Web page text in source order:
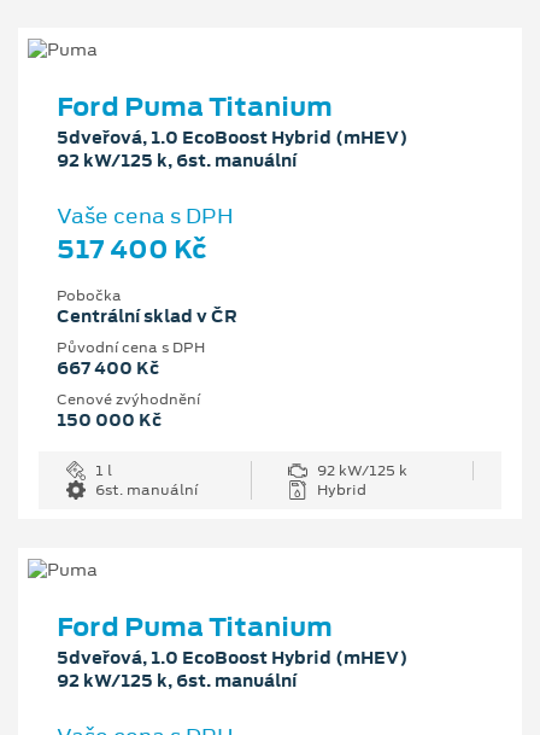
Ford Puma Titanium
5dveřová, 1.0 EcoBoost Hybrid (mHEV)
92 kW/125 k, 6st. manuální
Vaše cena s DPH
517 400 Kč
Pobočka
Centrální sklad v ČR
Původní cena s DPH
667 400 Kč
Cenové zvýhodnění
150 000 Kč
1 l
92 kW/125 k
6st. manuální
Hybrid
Ford Puma Titanium
5dveřová, 1.0 EcoBoost Hybrid (mHEV)
92 kW/125 k, 6st. manuální